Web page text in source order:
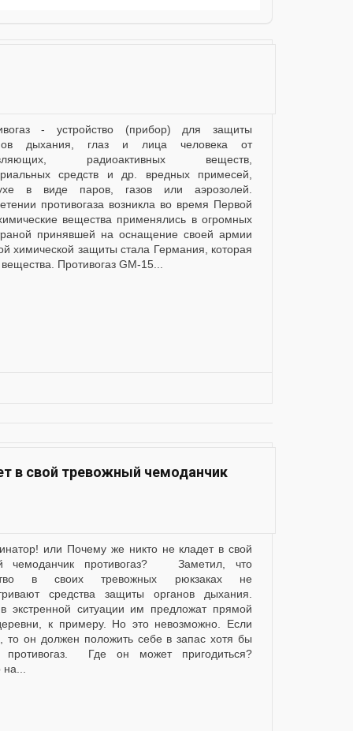
дыхания, глаз и лица человека от
радиоактивных веществ,
средств и др. вредных примесей,
в виде паров, газов или аэрозолей.
противогаза возникла во время Первой
вещества применялись в огромных
принявшей на оснащение своей армии
химической защиты стала Германия, которая
Противогаз GM-15...
в свой тревожный чемоданчик
чемоданчик противогаз? Заметил, что
в своих тревожных рюкзаках не
средства защиты органов дыхания.
экстренной ситуации им предложат прямой
к примеру. Но это невозможно. Если
то он должен положить себе в запас хотя бы
Где он может пригодиться?